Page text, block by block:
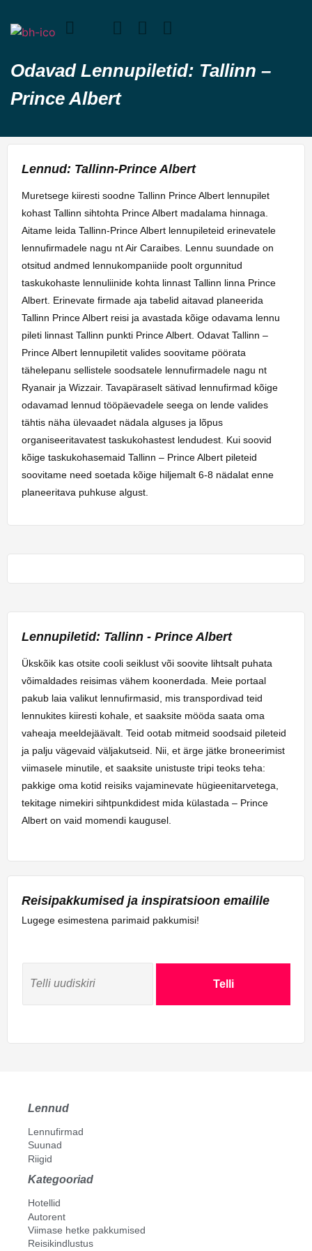
Odavad Lennupiletid: Tallinn –
Prince Albert
Lennud: Tallinn-Prince Albert
Muretsege kiiresti soodne Tallinn Prince Albert lennupilet
kohast Tallinn sihtohta Prince Albert madalama hinnaga.
Aitame leida Tallinn-Prince Albert lennupileteid erinevatele
lennufirmadele nagu nt Air Caraibes. Lennu suundade on
otsitud andmed lennukompaniide poolt orgunnitud
taskukohaste lennuliinide kohta linnast Tallinn linna Prince
Albert. Erinevate firmade aja tabelid aitavad planeerida
Tallinn Prince Albert reisi ja avastada kõige odavama lennu
pileti linnast Tallinn punkti Prince Albert. Odavat Tallinn –
Prince Albert lennupiletit valides soovitame pöörata
tähelepanu sellistele soodsatele lennufirmadele nagu nt
Ryanair ja Wizzair. Tavapäraselt sätivad lennufirmad kõige
odavamad lennud tööpäevadele seega on lende valides
tähtis näha ülevaadet nädala alguses ja lõpus
organiseeritavatest taskukohastest lendudest. Kui soovid
kõige taskukohasemaid Tallinn – Prince Albert pileteid
soovitame need soetada kõige hiljemalt 6-8 nädalat enne
planeeritava puhkuse algust.
Lennupiletid: Tallinn - Prince Albert
Ükskõik kas otsite cooli seiklust või soovite lihtsalt puhata
võimaldades reisimas vähem koonerdada. Meie portaal
pakub laia valikut lennufirmasid, mis transpordivad teid
lennukites kiiresti kohale, et saaksite mööda saata oma
vaheaja meeldejäävalt. Teid ootab mitmeid soodsaid pileteid
ja palju vägevaid väljakutseid. Nii, et ärge jätke broneerimist
viimasele minutile, et saaksite unistuste tripi teoks teha:
pakkige oma kotid reisiks vajaminevate hügieenitarvetega,
tekitage nimekiri sihtpunkdidest mida külastada – Prince
Albert on vaid momendi kaugusel.
Reisipakkumised ja inspiratsioon emailile
Lugege esimestena parimaid pakkumisi!
Telli
Lennud
Lennufirmad
Suunad
Riigid
Kategooriad
Hotellid
Autorent
Viimase hetke pakkumised
Reisikindlustus